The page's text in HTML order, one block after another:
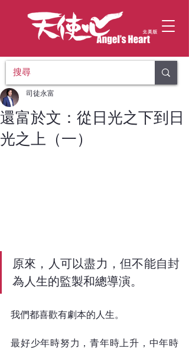
還富於文：從日光之下到日
光之上（一）
司徒永富
原來，人可以盡力，但不能自封
為人生的監製和總導演。
我們都喜歡有劇本的人生。
最好少年時努力，青年時上升，中年時